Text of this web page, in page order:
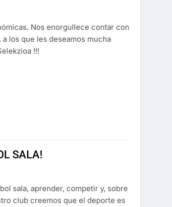
Nos enorgullece contar con
los que les deseamos mucha
!!!
SALA!
sala, aprender, competir y, sobre
club creemos que el deporte es